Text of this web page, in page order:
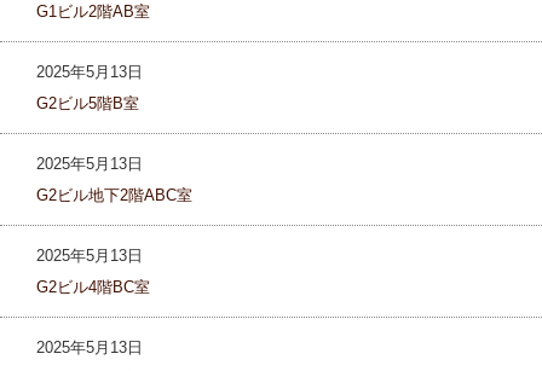
G1ビル2階AB室
2025年5月13日
G2ビル5階B室
2025年5月13日
G2ビル地下2階ABC室
2025年5月13日
G2ビル4階BC室
2025年5月13日